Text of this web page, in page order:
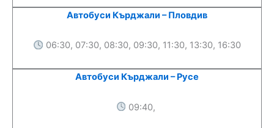
Автобуси Кърджали – Пловдив
06:30, 07:30, 08:30, 09:30, 11:30, 13:30, 16:30
Автобуси Кърджали – Русе
09:40,